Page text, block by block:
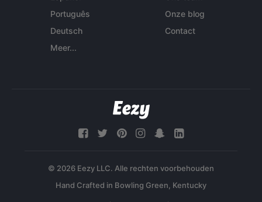
Português
Deutsch
Meer...
Onze blog
Contact
© 2026 Eezy LLC. Alle rechten voorbehouden